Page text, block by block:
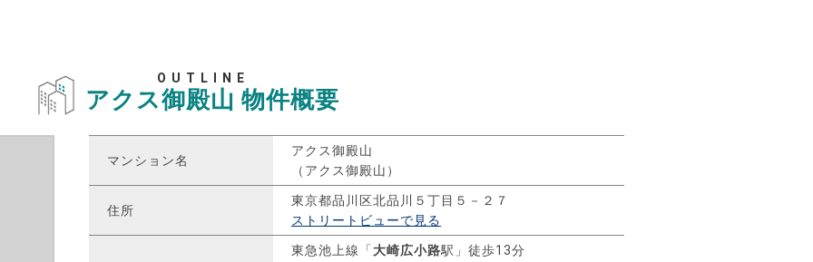
OUTLINE
アクス御殿山 物件概要
マンション名
アクス御殿山
（アクス御殿山）
住所
東京都品川区北品川５丁目５－２７
ストリートビューで見る
東急池上線「 大崎広小路駅」徒歩13分